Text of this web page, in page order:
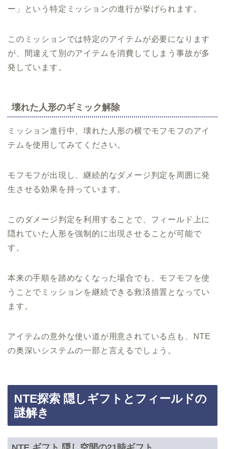
ー」という特定ミッションの進行が挙げられます。
このミッションでは特定のアイテムが必要になります
が、間違えて別のアイテムを消費してしまう事故が多
発しています。
壊れた人形のギミック解除
ミッション進行中、壊れた人形の横でモフモフのアイ
テムを使用してみてください。
モフモフが出現し、継続的なダメージ判定を周囲に発
生させる効果を持っています。
このダメージ判定を利用することで、フィールド上に
隠れていた人形を強制的に出現させることが可能で
す。
本来の手順を踏めなくなった場合でも、モフモフを使
うことでミッションを継続できる救済措置となってい
ます。
アイテムの意外な使い道が用意されている点も、NTE
の奥深いシステムの一部と言えるでしょう。
NTE探索 隠しギフトとフィールドの
謎解き